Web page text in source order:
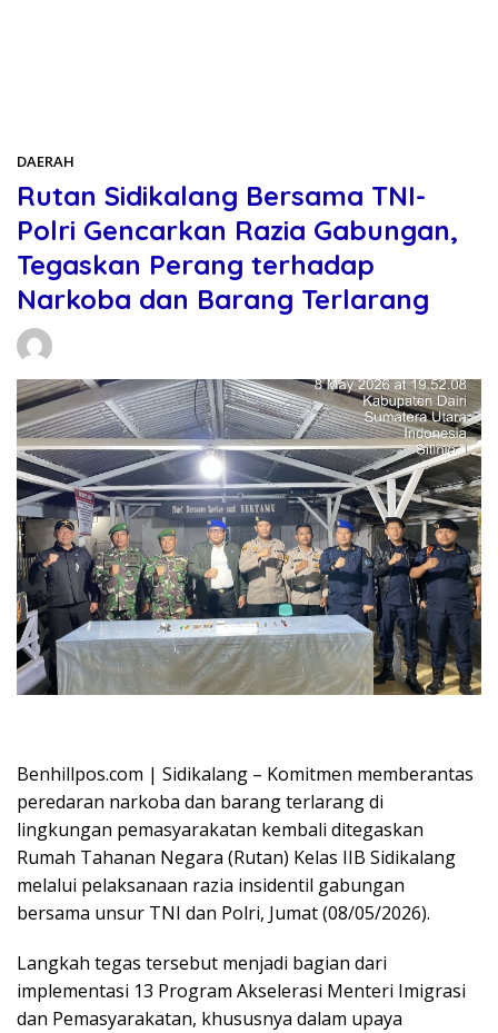
DAERAH
Rutan Sidikalang Bersama TNI-
Polri Gencarkan Razia Gabungan,
Tegaskan Perang terhadap
Narkoba dan Barang Terlarang
Benhillpos.com | Sidikalang – Komitmen memberantas
peredaran narkoba dan barang terlarang di
lingkungan pemasyarakatan kembali ditegaskan
Rumah Tahanan Negara (Rutan) Kelas IIB Sidikalang
melalui pelaksanaan razia insidentil gabungan
bersama unsur TNI dan Polri, Jumat (08/05/2026).
Langkah tegas tersebut menjadi bagian dari
implementasi 13 Program Akselerasi Menteri Imigrasi
dan Pemasyarakatan, khususnya dalam upaya